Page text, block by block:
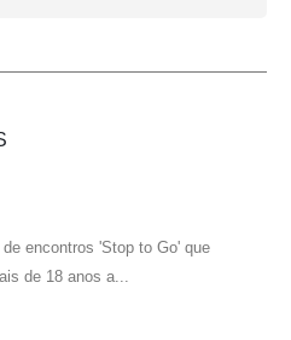
encontros 'Stop to Go' que
de 18 anos a...